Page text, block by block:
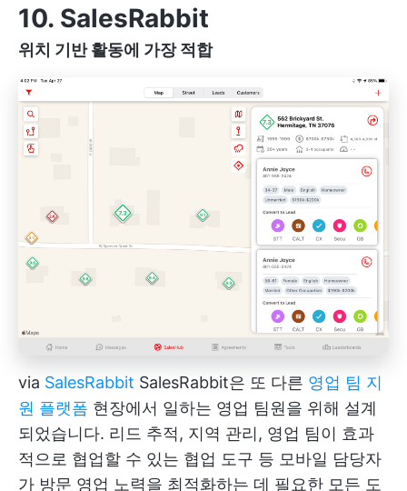
10. SalesRabbit
위치 기반 활동에 가장 적합
via SalesRabbit SalesRabbit은 또 다른 영업 팀 지
원 플랫폼 현장에서 일하는 영업 팀원을 위해 설계
되었습니다. 리드 추적, 지역 관리, 영업 팀이 효과
적으로 협업할 수 있는 협업 도구 등 모바일 담당자
가 방문 영업 노력을 최적화하는 데 필요한 모든 도